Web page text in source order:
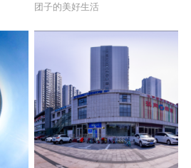
团子的美好生活